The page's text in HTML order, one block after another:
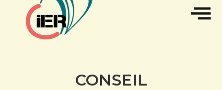
to
CONSEIL